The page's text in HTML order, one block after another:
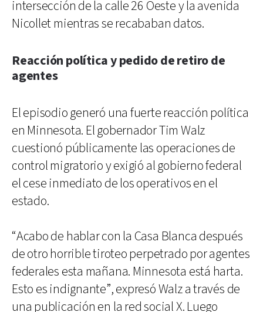
intersección de la calle 26 Oeste y la avenida
Nicollet mientras se recababan datos.
Reacción política y pedido de retiro de
agentes
El episodio generó una fuerte reacción política
en Minnesota. El gobernador Tim Walz
cuestionó públicamente las operaciones de
control migratorio y exigió al gobierno federal
el cese inmediato de los operativos en el
estado.
“Acabo de hablar con la Casa Blanca después
de otro horrible tiroteo perpetrado por agentes
federales esta mañana. Minnesota está harta.
Esto es indignante”, expresó Walz a través de
una publicación en la red social X. Luego